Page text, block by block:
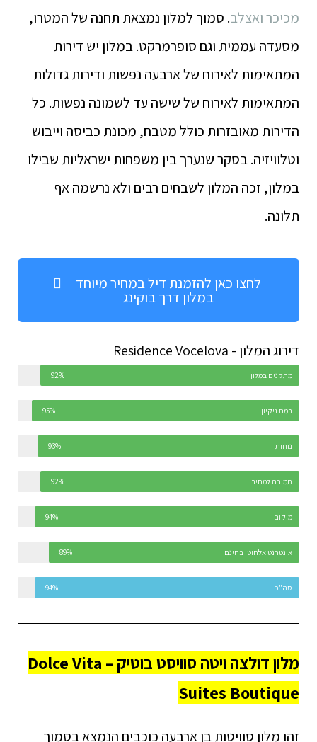
מכיכר ואצלב. סמוך למלון נמצאת תחנה של המטרו,
מסעדה עממית וגם סופרמרקט. במלון יש דירות
המתאימות לאירוח של ארבעה נפשות ודירות גדולות
המתאימות לאירוח של שישה עד לשמונה נפשות. כל
הדירות מאובזרות כולל מטבח, מכונת כביסה וייבוש
וטלוויזיה. בסקר שנערך בין משפחות ישראליות שבילו
במלון, זכה המלון לשבחים רבים ולא נרשמה אף
תלונה.
לחצו כאן להזמנת דיל במחיר מיוחד
במלון דרך בוקינג
דירוג המלון - Residence Vocelova
מתקנים במלון 92%
רמת ניקיון 95%
נוחות 93%
תמורה למחיר 92%
מיקום 94%
אינטרנט אלחוטי בחינם 89%
סה"כ 94%
מלון דולצה ויטה סוויסט בוטיק – Dolce Vita
Suites Boutique
זהו מלון סוויטות בן ארבעה כוכבים הנמצא בסמוך